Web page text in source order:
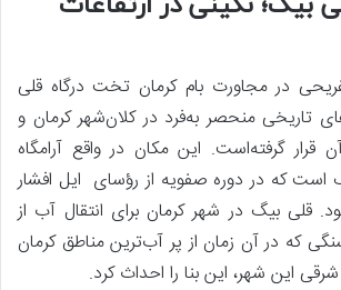
در مجاورت بام کرمان تخت درگاه قلی
تاریخی منحصر به‌فرد در کلان‌شهر کرمان و
قرار گرفته‌است. این مکان در واقع آرامگاه
است که در دوره صفویه از رؤسای ایل افشار
قلی بیگ در شهر کرمان برای انتقال آب از
که در آن زمان از پر آب‌ترین مناطق کرمان
این شهر، این بنا را احداث کرد.